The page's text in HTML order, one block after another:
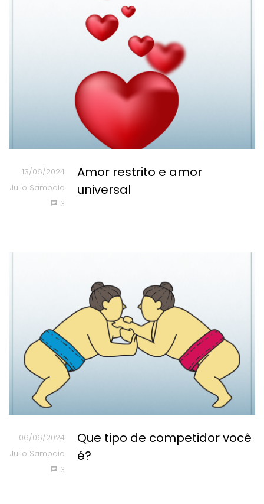
13/06/2024
Julio Sampaio
3
Amor restrito e amor
universal
06/06/2024
Julio Sampaio
3
Que tipo de competidor você
é?